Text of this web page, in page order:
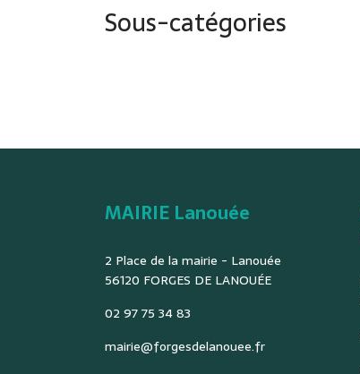
Sous-catégories
MAIRIE Lanouée
2 Place de la mairie - Lanouée
56120 FORGES DE LANOUÉE
02 97 75 34 83
mairie@forgesdelanouee.fr